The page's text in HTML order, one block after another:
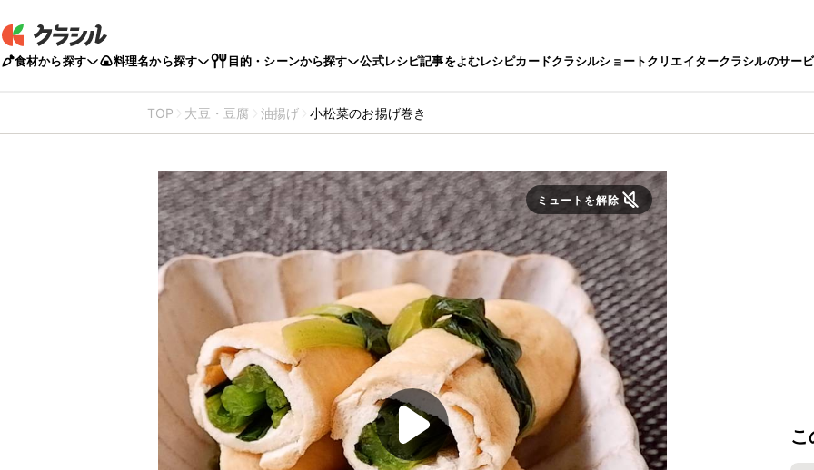
食材から探す 料理名から探す 目的・シーンから探す 公式レシピ記事をよむレシピカードクラシルショートクリエイタークラシルのサー
TOP 大豆・豆腐 油揚げ 小松菜のお揚げ巻き
ミュートを解除